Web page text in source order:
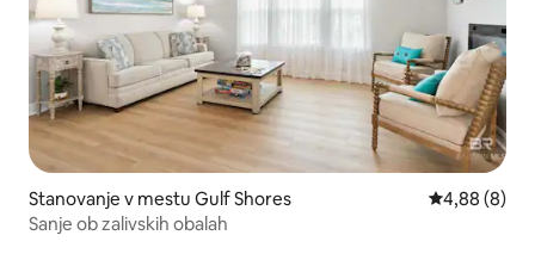
Stanovanje v mestu Gulf Shores Povprečna
4,88 (8)
Sanje ob zalivskih obalah